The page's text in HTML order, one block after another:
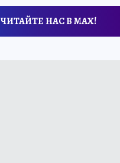
ЧИТАЙТЕ НАС В МАХ!